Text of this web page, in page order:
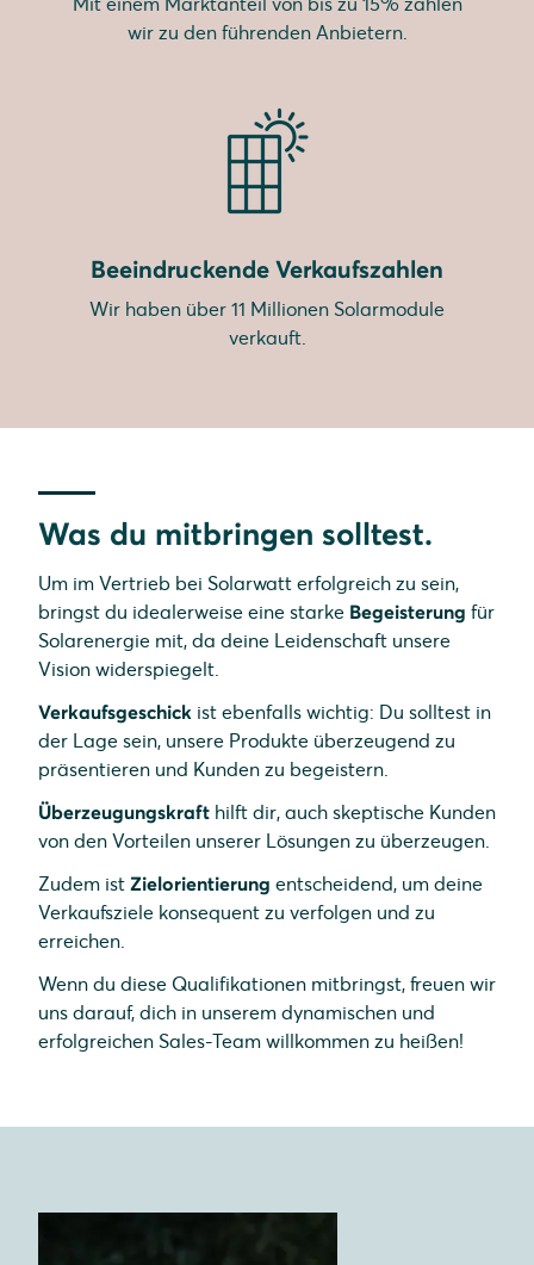
wir zu den führenden Anbietern.
Beeindruckende Verkaufszahlen
Wir haben über 11 Millionen Solarmodule
verkauft.
Was du mitbringen solltest.
Um im Vertrieb bei Solarwatt erfolgreich zu sein,
bringst du idealerweise eine starke Begeisterung für
Solarenergie mit, da deine Leidenschaft unsere
Vision widerspiegelt.
Verkaufsgeschick ist ebenfalls wichtig: Du solltest in
der Lage sein, unsere Produkte überzeugend zu
präsentieren und Kunden zu begeistern.
Überzeugungskraft hilft dir, auch skeptische Kunden
von den Vorteilen unserer Lösungen zu überzeugen.
Zudem ist Zielorientierung entscheidend, um deine
Verkaufsziele konsequent zu verfolgen und zu
erreichen.
Wenn du diese Qualifikationen mitbringst, freuen wir
uns darauf, dich in unserem dynamischen und
erfolgreichen Sales-Team willkommen zu heißen!